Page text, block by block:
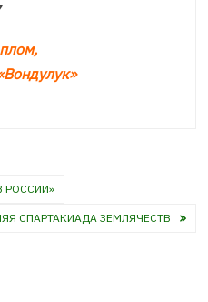
РОССИИ»
СПАРТАКИАДА ЗЕМЛЯЧЕСТВ